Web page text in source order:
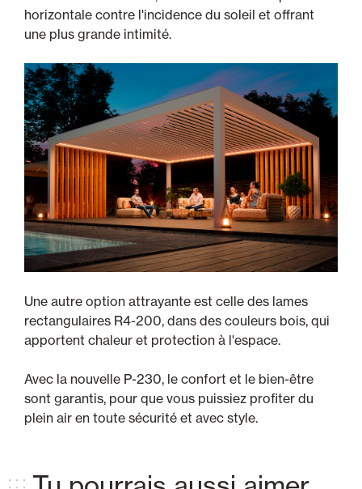
horizontale contre l'incidence du soleil et offrant
une plus grande intimité.
Une autre option attrayante est celle des lames
rectangulaires R4-200, dans des couleurs bois, qui
apportent chaleur et protection à l'espace.
Avec la nouvelle P-230, le confort et le bien-être
sont garantis, pour que vous puissiez profiter du
plein air en toute sécurité et avec style.